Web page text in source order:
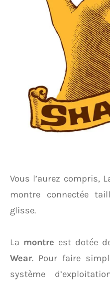
Vous l’aurez compris,
montre connectée
glisse.
La montre est dotée
Wear. Pour faire
système